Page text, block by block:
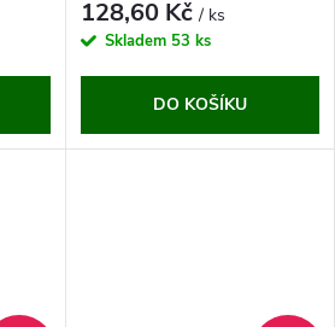
128,60 Kč/ ks
Skladem 53 ks
DO KOŠÍKU